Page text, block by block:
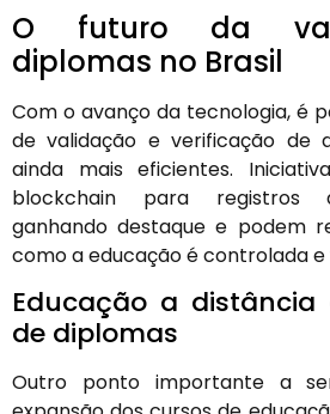
O futuro da
diplomas no Brasil
Com o avanço da tecnologia, é
de validação e verificação de
ainda mais eficientes.
blockchain para registros
ganhando destaque e podem
como a educação é controlada e
Educação a
de diplomas
Outro ponto importante a